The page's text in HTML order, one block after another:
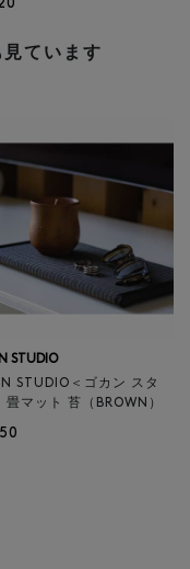
ています
STUDIO
STUDIO＜ゴカン スタ
畳マット 苔（BROWN）